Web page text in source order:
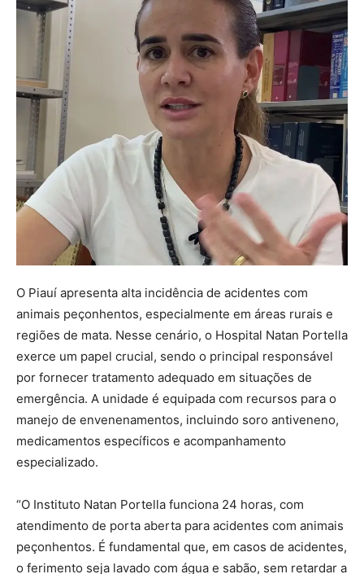
O Piauí apresenta alta incidência de acidentes com
animais peçonhentos, especialmente em áreas rurais e
regiões de mata. Nesse cenário, o Hospital Natan Portella
exerce um papel crucial, sendo o principal responsável
por fornecer tratamento adequado em situações de
emergência. A unidade é equipada com recursos para o
manejo de envenenamentos, incluindo soro antiveneno,
medicamentos específicos e acompanhamento
especializado.
“O Instituto Natan Portella funciona 24 horas, com
atendimento de porta aberta para acidentes com animais
peçonhentos. É fundamental que, em casos de acidentes,
o ferimento seja lavado com água e sabão, sem retardar a